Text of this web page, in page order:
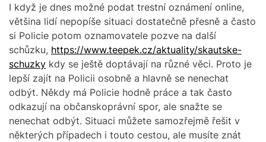
I když je dnes možné podat trestní oznámení online,
většina lidí nepopíše situaci dostatečně přesně a často
si Policie potom oznamovatele pozve na další
schůzku, https://www.teepek.cz/aktuality/skautske-
schuzky kdy se ještě doptávají na různé věci. Proto je
lepší zajít na Policii osobně a hlavně se nenechat
odbýt. Někdy má Policie hodně práce a tak často
odkazují na občanskoprávní spor, ale snažte se
nenechat odbýt. Situaci můžete samozřejmě řešit v
některých případech i touto cestou, ale musíte znát